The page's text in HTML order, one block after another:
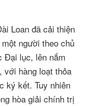
Loan đã cải thiện
người theo chủ
Đại lục, lên nắm
với hàng loạt thỏa
ký kết. Tuy nhiên
hòa giải chính trị